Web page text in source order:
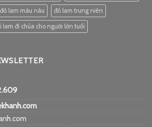
đồ lam màu nâu đồ lam trung niên
lam đi chùa cho người lớn tuổi